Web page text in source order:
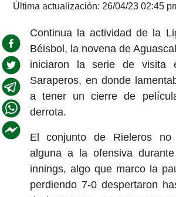
Última actualización: 26/04/23 02:45
Continua la actividad de la
Béisbol, la novena de
iniciaron la serie de visita
Saraperos, en donde
a tener un cierre de
derrota.
El conjunto de Rieleros no
alguna a la ofensiva
innings, algo que marco la
perdiendo 7-0 despertaron